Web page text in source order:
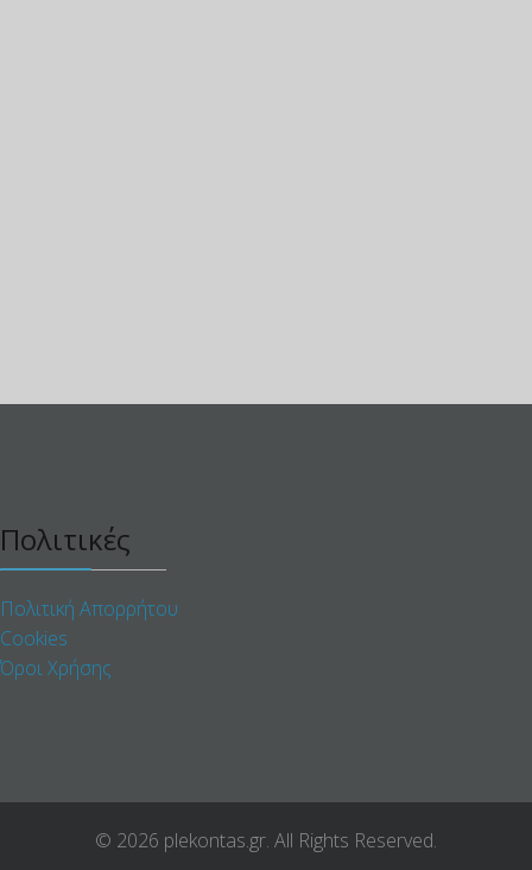
Πολιτικές
Πολιτική Απορρήτου
Cookies
Όροι Χρήσης
© 2026 plekontas.gr. All Rights Reserved.